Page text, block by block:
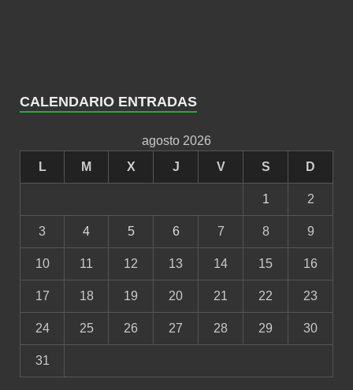
CALENDARIO ENTRADAS
agosto 2026
L
M X J V S D
1 2
3 4 5 6 7 8 9
10 11 12 13 14 15 16
17 18 19 20 21 22 23
24 25 26 27 28 29 30
31